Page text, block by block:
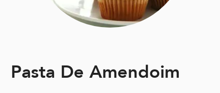
Pasta De Amendoim